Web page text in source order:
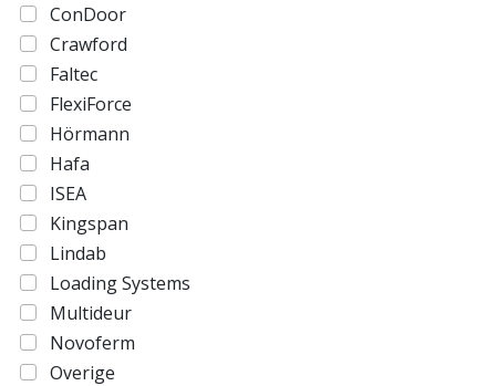
ConDoor
Crawford
Faltec
FlexiForce
Hörmann
Hafa
ISEA
Kingspan
Lindab
Loading Systems
Multideur
Novoferm
Overige